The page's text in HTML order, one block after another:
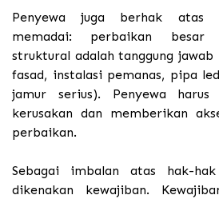
Penyewa juga berhak atas
memadai: perbaikan besar
struktural adalah tanggung
fasad, instalasi pemanas, pipa
jamur serius). Penyewa harus
kerusakan dan memberikan
perbaikan.
Sebagai imbalan atas hak-
dikenakan kewajiban.